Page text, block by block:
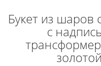
Букет из шаров
с